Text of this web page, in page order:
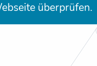
überprüfen.